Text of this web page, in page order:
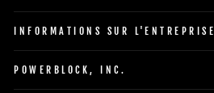
INFORMATIONS SUR L'ENTREPRISE
POWERBLOCK, INC.